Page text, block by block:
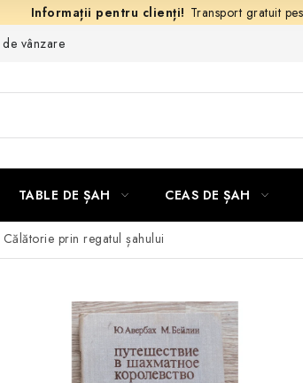
Transport gratuit
vânzare
TABLE DE ȘAH CEAS DE ȘAH
Călătorie prin regatul șahului